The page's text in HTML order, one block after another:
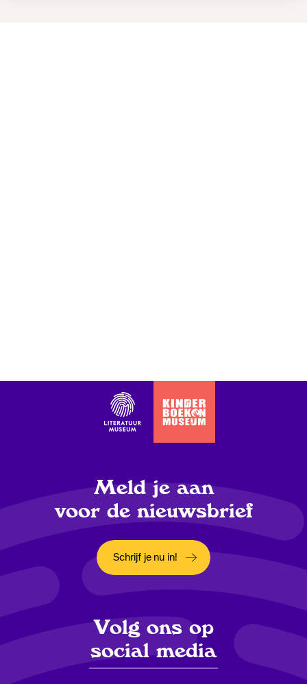
Meld je aan
voor de nieuwsbrief
Opent in een nieuw tabblad
Schrijf je nu in!
Volg ons op
social media